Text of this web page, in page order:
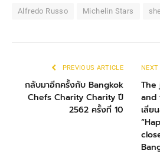
Alfredo Russo Michelin Stars
PREVIOUS ARTICLE
กลับมาอีกครั้งกับ Bangkok
Chefs Charity Charity ปี
2562 ครั้งที่ 10
NEXT
The
and
เลี่ย